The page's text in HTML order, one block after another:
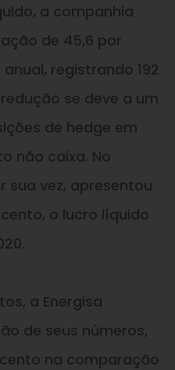
a companhia
de 45,6 por
registrando 192
se deve a um
de hedge em
não caixa. No
sua vez, apresentou
o lucro líquido
a Energisa
de seus números,
na comparação